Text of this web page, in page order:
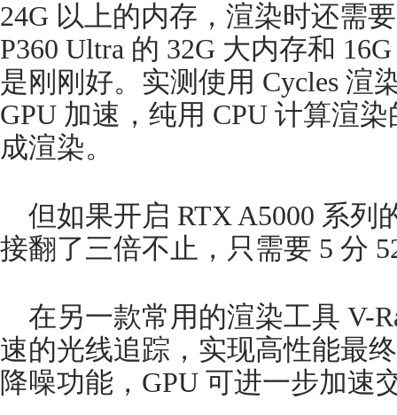
24G 以上的内存，渲染时还需
P360 Ultra 的 32G 大内存和
是刚刚好。实测使用 Cycles 渲
GPU 加速，纯用 CPU 计算渲
成渲染。
但如果开启 RTX A5000 系列
接翻了三倍不止，只需要 5 分
在另一款常用的渲染工具 V-
速的光线追踪，实现高性能最
降噪功能，GPU 可进一步加速